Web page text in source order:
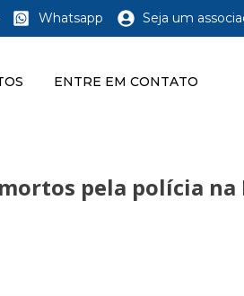
Whatsapp Seja um
ENTRE EM CONTATO
pela polícia na